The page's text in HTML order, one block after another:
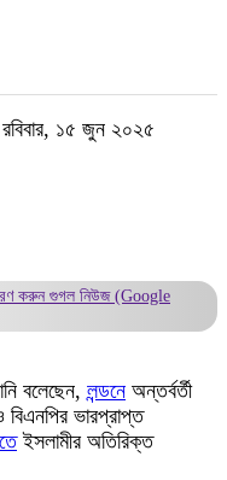
১৫ জুন ২০২৫
করুন গুগল নিউজ (Google
বলেছেন, লন্ডনে অন্তর্বর্তী
ভারপ্রাপ্ত
ইসলামীর অতিরিক্ত